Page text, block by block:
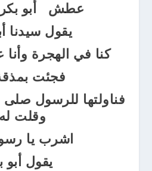
عطش أبو بكر
يقول سيدنا
كنا في الهجرة
فجئت
فناولتها للرسول صلى
وقلت له
اشرب يا
يقول أبو